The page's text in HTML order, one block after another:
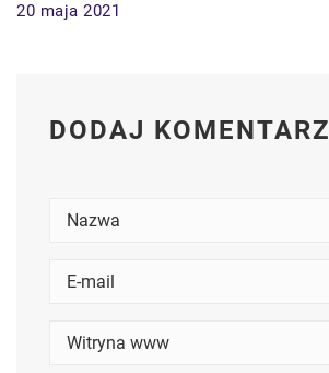
20 maja 2021
DODAJ KOMENTARZ